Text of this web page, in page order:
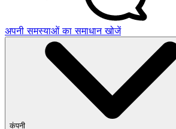
अपनी समस्याओं का समाधान खोजें
कंपनी